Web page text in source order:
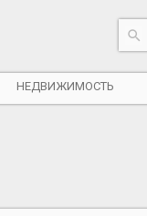
НЕДВИЖИМОСТЬ